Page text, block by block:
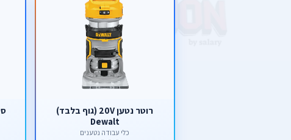
רוטר נטען 20V (גוף בלבד)
Dewalt
כלי עבודה נטענים